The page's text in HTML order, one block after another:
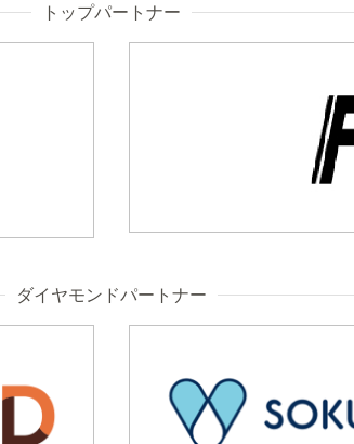
トップパートナー
ダイヤモンドパートナー